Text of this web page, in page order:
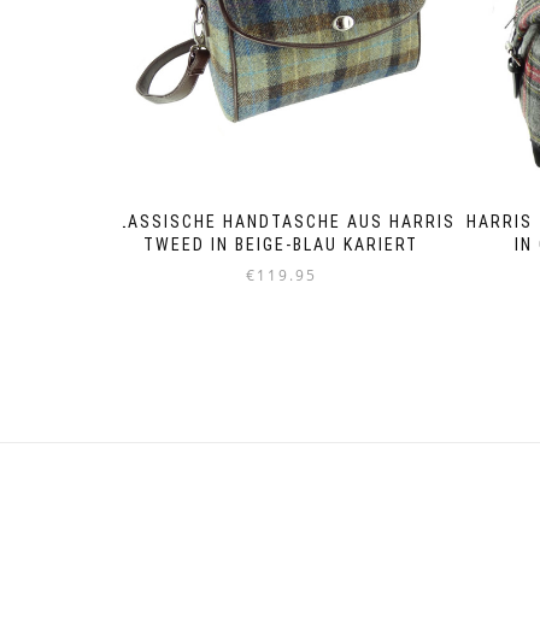
KLASSISCHE HANDTASCHE AUS HARRIS
TWEED IN BEIGE-BLAU KARIERT
€119.95
HARRIS